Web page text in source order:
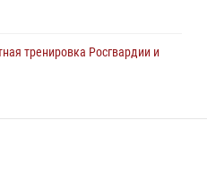
тренировка Росгвардии и
правопорядок всероссийского
ВОЗДУХ»